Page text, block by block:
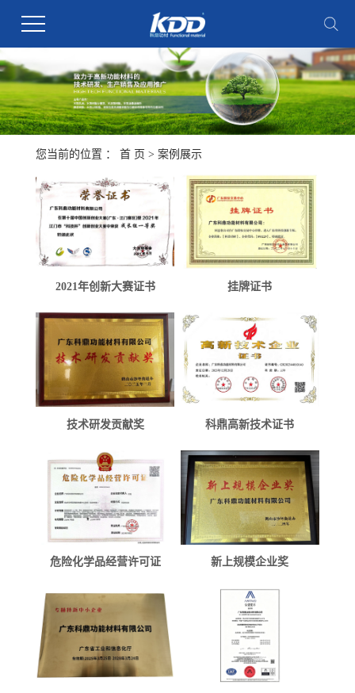
您当前的位置 ： 首 页 > 案例展示
2021年创新大赛证书 挂牌证书
技术研发贡献奖 科鼎高新技术证书
危险化学品经营许可证 新上规模企业奖